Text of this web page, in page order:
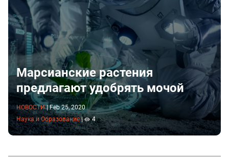
Марсианские растения
предлагают удобрять мочой
НОВОСТИ | Feb 25, 2020
Наука и Образование | 4